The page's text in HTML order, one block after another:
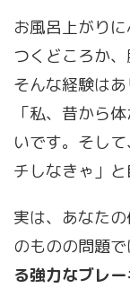
お風呂上がり
つくどころか
そんな経験は
「私、昔から
いです。そし
チしなきゃ」
実は、あなた
のものの問題で
る強力なブレー